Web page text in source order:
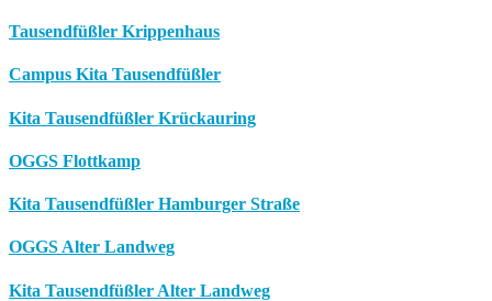
Tausendfüßler Krippenhaus
Campus Kita Tausendfüßler
Kita Tausendfüßler Krückauring
OGGS Flottkamp
Kita Tausendfüßler Hamburger Straße
OGGS Alter Landweg
Kita Tausendfüßler Alter Landweg